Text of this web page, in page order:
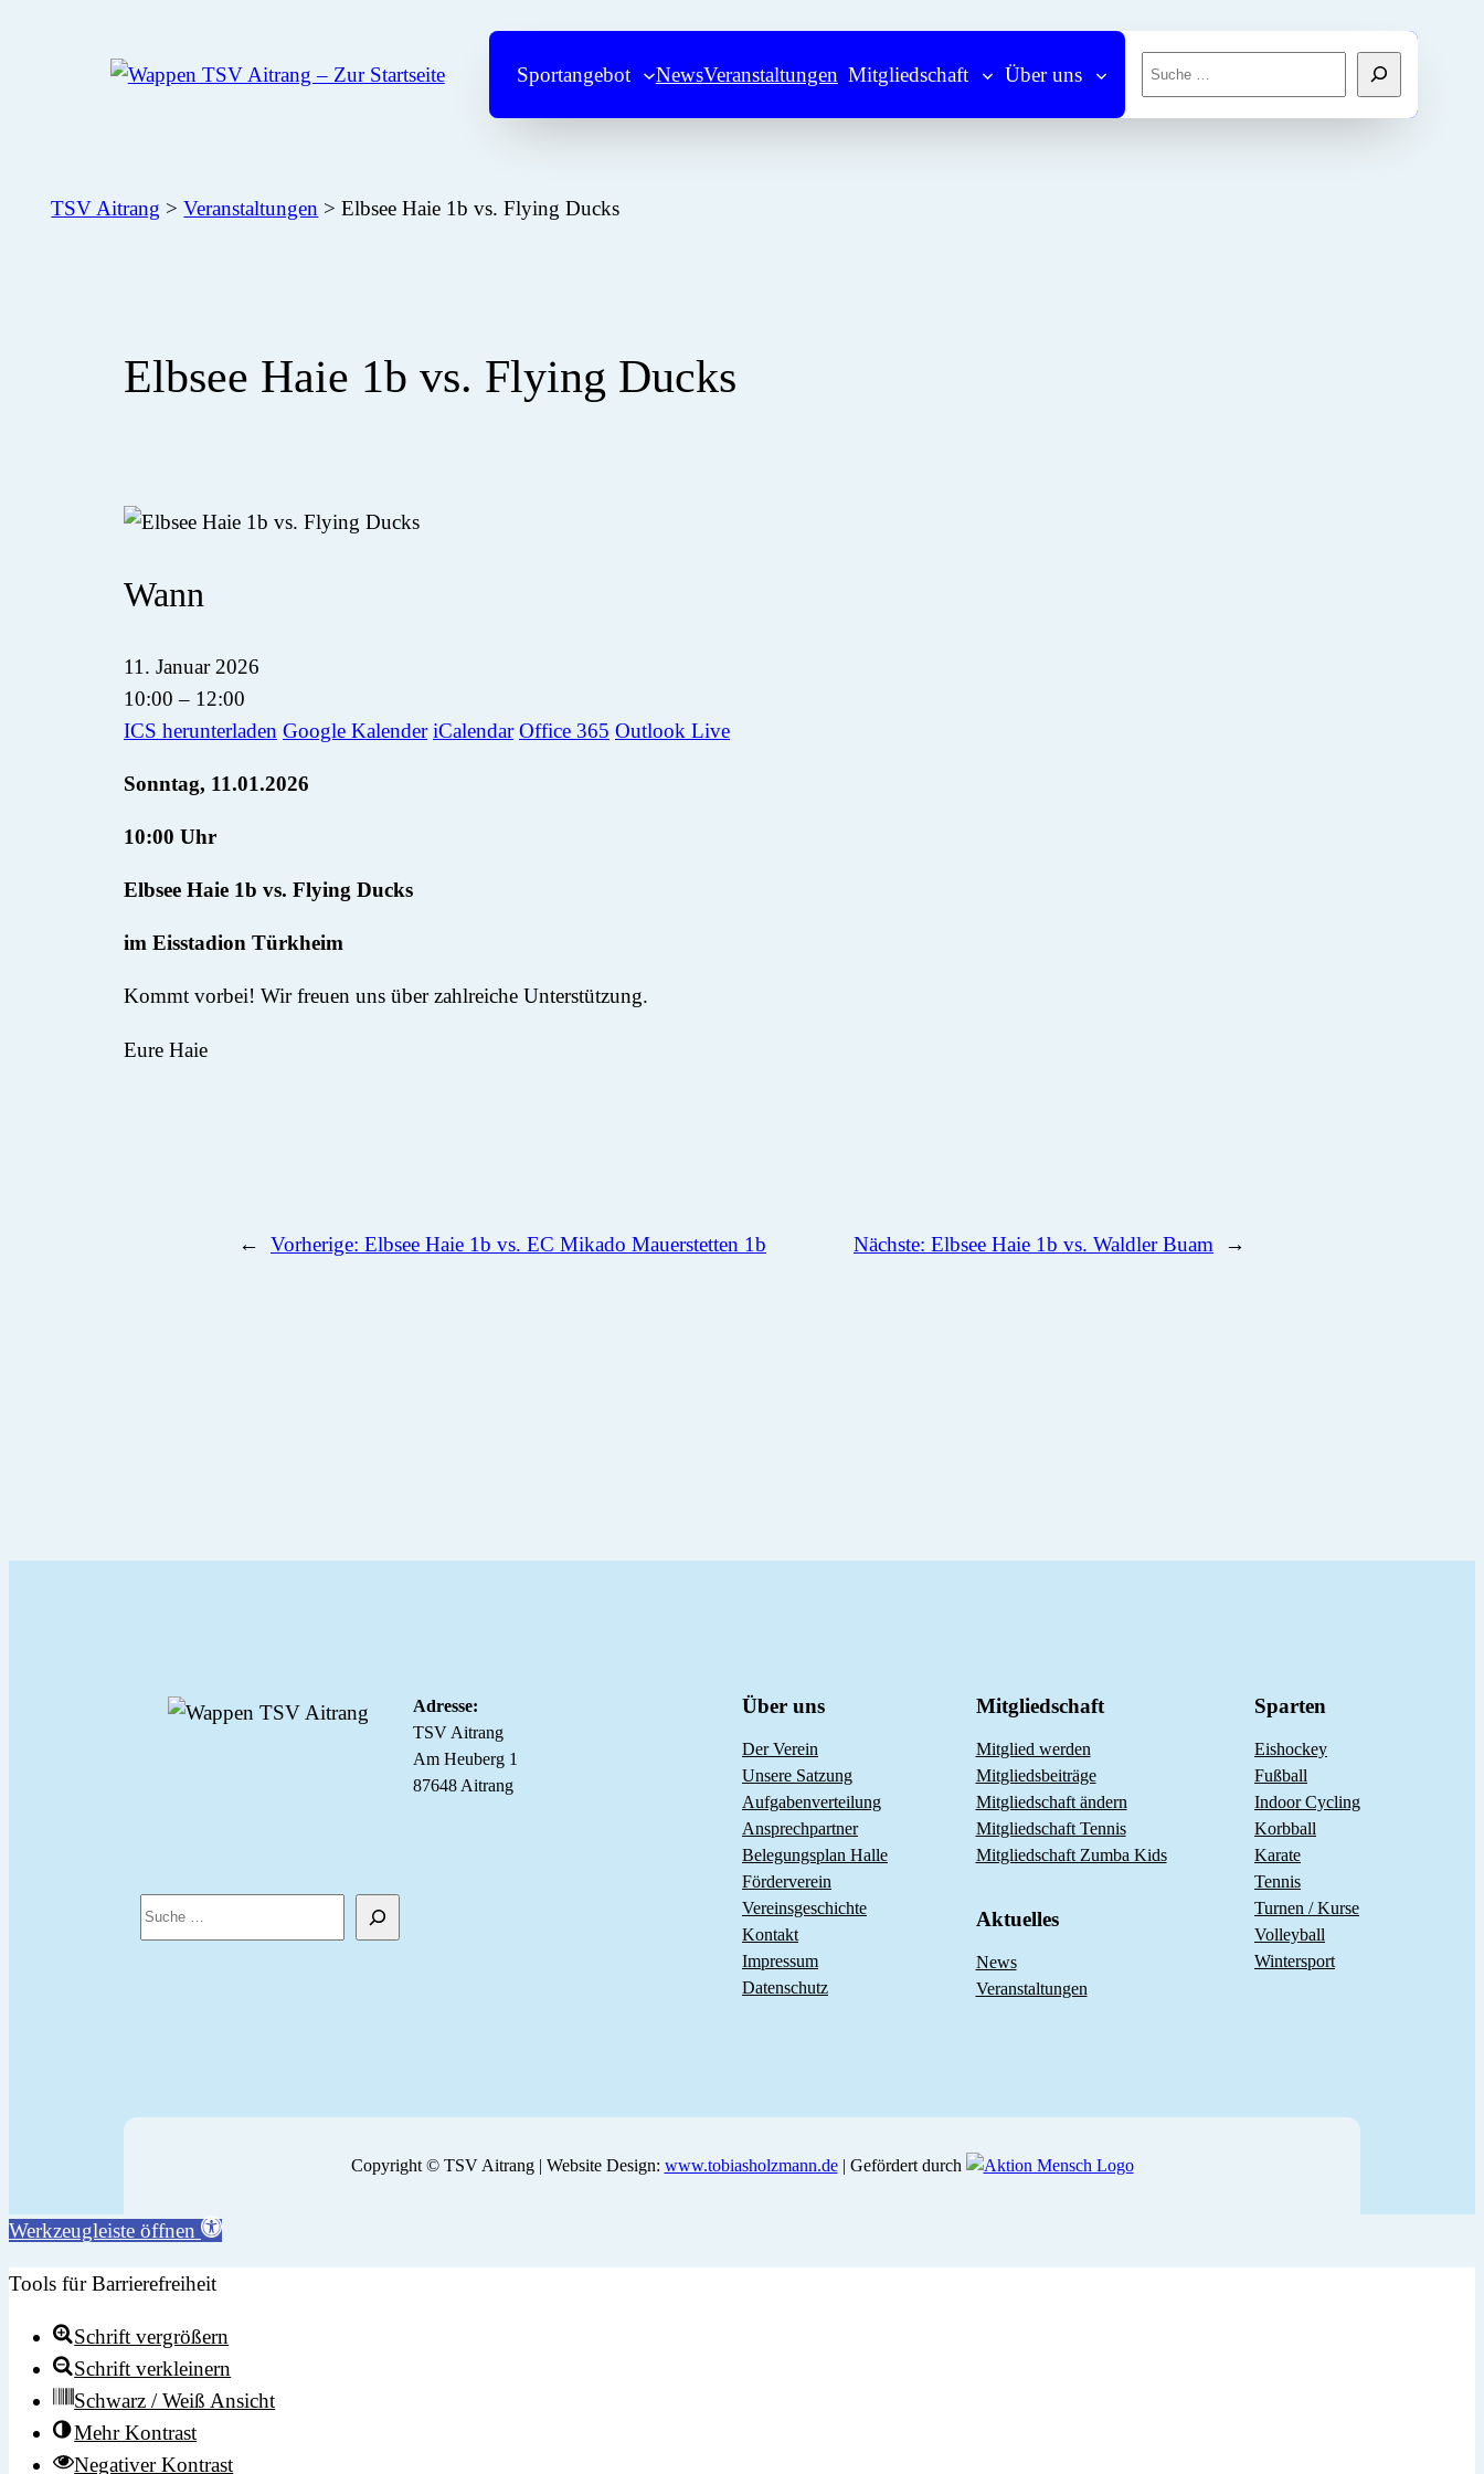
Sportangebot NewsVeranstaltungen Mitgliedschaft Über uns Suchen
TSV Aitrang >Veranstaltungen >Elbsee Haie 1b vs. Flying Ducks
Elbsee Haie 1b vs. Flying Ducks
Wann
11. Januar 2026
10:00 – 12:00
ICS herunterladen Google Kalender iCalendar Office 365 Outlook Live
Sonntag, 11.01.2026
10:00 Uhr
Elbsee Haie 1b vs. Flying Ducks
im Eisstadion Türkheim
Kommt vorbei! Wir freuen uns über zahlreiche Unterstützung.
Eure Haie
← Vorherige: Elbsee Haie 1b vs. EC Mikado Mauerstetten 1b Nächste: Elbsee Haie 1b vs. Waldler Buam →
Adresse:
TSV Aitrang
Am Heuberg 1
87648 Aitrang
S
u
Über uns
Der Verein
Unsere Satzung
Aufgabenverteilung
Ansprechpartner
Belegungsplan Halle
Förderverein
Vereinsgeschichte
Kontakt
Impressum
Datenschutz
Mitgliedschaft
Mitglied werden
Mitgliedsbeiträge
Mitgliedschaft ändern
Mitgliedschaft Tennis
Mitgliedschaft Zumba Kids
Aktuelles
News
Veranstaltungen
Sparten
Eishockey
Fußball
Indoor Cycling
Korbball
Karate
Tennis
Turnen / Kurse
Volleyball
Wintersport
Copyright © TSV Aitrang | Website Design: www.tobiasholzmann.de| Gefördert durch
Werkzeugleiste öffnen
Tools für Barrierefreiheit
Schrift vergrößern
Schrift verkleinern
Schwarz / Weiß Ansicht
Mehr Kontrast
Negativer Kontrast